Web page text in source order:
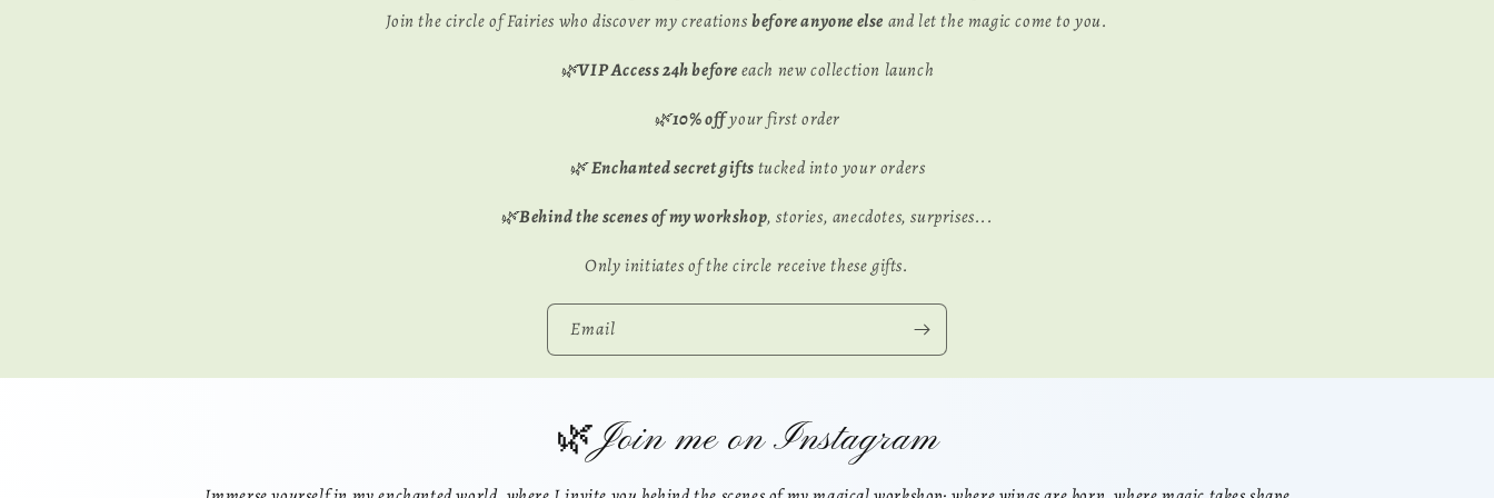
Join the circle of Fairies who discover my creationsbefore anyone else and let the magic come to you.
🌿VIP Access 24h beforeeach new collection launch
🌿10% offyour first order
🌿Enchanted secret giftstucked into your orders
🌿Behind the scenes of my workshop, stories, anecdotes, surprises...
Only initiates of the circle receive these gifts.
Email
🌿Join me on Instagram